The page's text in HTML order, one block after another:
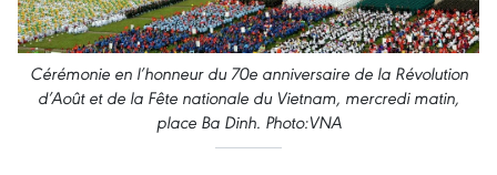
Cérémonie en l’honneur du 70e anniversaire de la Révolution
d’Août et de la Fête nationale du Vietnam, mercredi matin,
place Ba Dinh. Photo:VNA